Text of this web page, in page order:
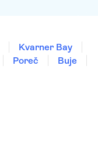
Kvarner Bay
Poreč
Buje